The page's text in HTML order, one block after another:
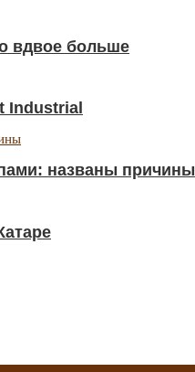
вдвое больше
Industrial
названы причины